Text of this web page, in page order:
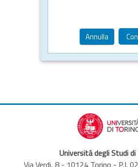
Annulla
Università degli Studi
Via Verdi, 8 - 10124 Torino - P.I.